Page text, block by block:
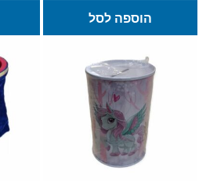
הוספה לסל